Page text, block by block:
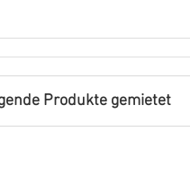
Produkte gemietet